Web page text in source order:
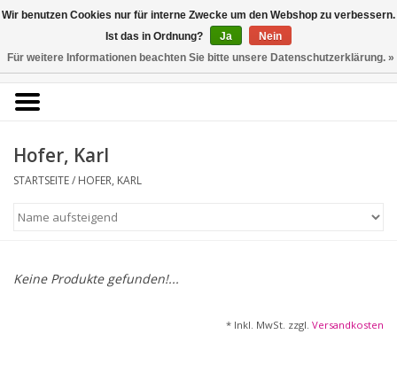
0 Artikel - €0,00
Kunstantiquariat
Rolf Brehmer
Portal für Grafik aus 5
KÜNSTLERLISTE
Startseite
Alle Werke
Hofer, Karl
STARTSEITE/ HOFER, KARL
Keine Produkte gefunden!...
* Inkl. MwSt. zzgl. Versandkosten
Wir benutzen Cookies nur für interne Zwecke um den Webshop zu verbessern.
Ist das in Ordnung?
Ja
Nein
Für weitere Informationen beachten Sie bitte unsere Datenschutzerklärung. »